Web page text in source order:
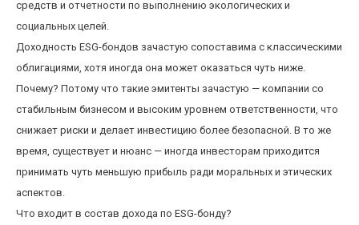
средств и отчетности по выполнению экологических и
социальных целей.
Доходность ESG-бондов зачастую сопоставима с классическими
облигациями, хотя иногда она может оказаться чуть ниже.
Почему? Потому что такие эмитенты зачастую — компании со
стабильным бизнесом и высоким уровнем ответственности, что
снижает риски и делает инвестицию более безопасной. В то же
время, существует и нюанс — иногда инвесторам приходится
принимать чуть меньшую прибыль ради моральных и этических
аспектов.
Что входит в состав дохода по ESG-бонду?